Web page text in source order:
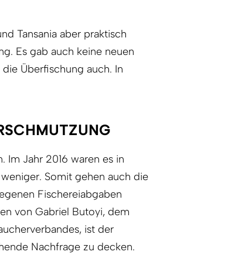
Tansania aber praktisch
Es gab auch keine neuen
Überfischung auch. In
Im Jahr 2016 waren es in
Somit gehen auch die
Fischereiabgaben
von Gabriel Butoyi, dem
ist der
Nachfrage zu decken.